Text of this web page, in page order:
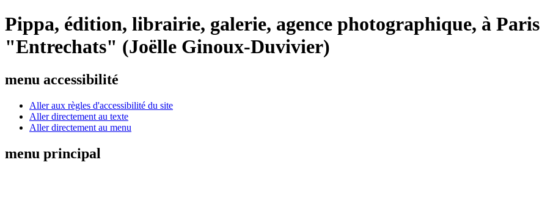
Pippa, édition, librairie, galerie, agence photographique, à
"Entrechats" (Joëlle Ginoux-Duvivier)
menu accessibilité
Aller aux règles d'accessibilité du site
Aller directement au texte
Aller directement au menu
menu principal